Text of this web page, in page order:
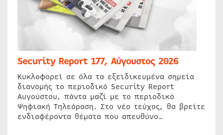
Security Report 177, Αύγουστος 2026
Κυκλοφορεί σε όλα τα εξειδικευμένα σημεία
διανομής το περιοδικό Security Report
Αυγούστου, πάντα μαζί με το περιοδικό
Ψηφιακή Τηλεόραση. Στο νέο τεύχος, θα βρείτε
ενδιαφέροντα θέματα που απευθύνο…